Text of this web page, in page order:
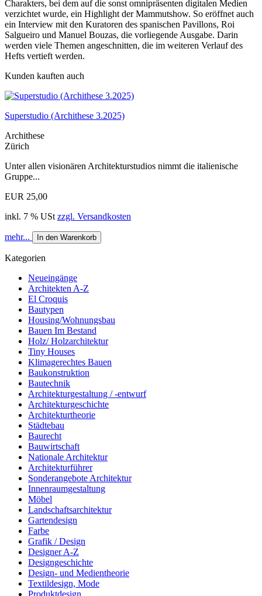
Charakters, bei dem auf die sonst omnipräsenten digitalen Medien
verzichtet wurde, ein Highlight der Mammutshow. So eröffnet auch
ein Interview mit den Kuratoren des spanischen Pavillons, Roi
Salgueiro und Manuel Bouzas, die vorliegende Ausgabe. Darin
werden viele Themen angeschnitten, die im weiteren Verlauf des
Hefts vertieft werden.
Kunden kauften auch
Superstudio (Archithese 3.2025)
Archithese
Zürich
Unter allen visionären Architekturstudios nimmt die italienische
Gruppe...
EUR 25,00
inkl. 7 % USt zzgl. Versandkosten
mehr... In den Warenkorb
Kategorien
Neueingänge
Architekten A-Z
El Croquis
Bautypen
Housing/Wohnungsbau
Bauen Im Bestand
Holz/ Holzarchitektur
Tiny Houses
Klimagerechtes Bauen
Baukonstruktion
Bautechnik
Architekturgestaltung / -entwurf
Architekturgeschichte
Architekturtheorie
Städtebau
Baurecht
Bauwirtschaft
Nationale Architektur
Architekturführer
Sonderangebote Architektur
Innenraumgestaltung
Möbel
Landschaftsarchitektur
Gartendesign
Farbe
Grafik / Design
Designer A-Z
Designgeschichte
Design- und Medientheorie
Textildesign, Mode
Produktdesign